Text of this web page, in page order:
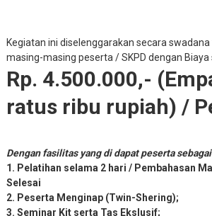
Kegiatan ini diselenggarakan secara
masing-masing peserta / SKPD dengan Biaya
Rp. 4.500.000,-
Dengan fasilitas yang di dapat peserta sebagai
1. Pelatihan selama 2 hari / Pembahasan
Selesai